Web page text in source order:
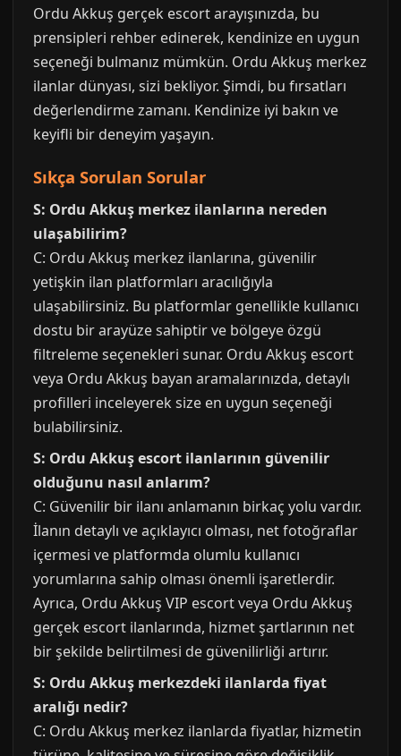
Ordu Akkuş gerçek escort arayışınızda, bu
prensipleri rehber edinerek, kendinize en uygun
seçeneği bulmanız mümkün. Ordu Akkuş merkez
ilanlar dünyası, sizi bekliyor. Şimdi, bu fırsatları
değerlendirme zamanı. Kendinize iyi bakın ve
keyifli bir deneyim yaşayın.
Sıkça Sorulan Sorular
S: Ordu Akkuş merkez ilanlarına nereden
ulaşabilirim?
C: Ordu Akkuş merkez ilanlarına, güvenilir
yetişkin ilan platformları aracılığıyla
ulaşabilirsiniz. Bu platformlar genellikle kullanıcı
dostu bir arayüze sahiptir ve bölgeye özgü
filtreleme seçenekleri sunar. Ordu Akkuş escort
veya Ordu Akkuş bayan aramalarınızda, detaylı
profilleri inceleyerek size en uygun seçeneği
bulabilirsiniz.
S: Ordu Akkuş escort ilanlarının güvenilir
olduğunu nasıl anlarım?
C: Güvenilir bir ilanı anlamanın birkaç yolu vardır.
İlanın detaylı ve açıklayıcı olması, net fotoğraflar
içermesi ve platformda olumlu kullanıcı
yorumlarına sahip olması önemli işaretlerdir.
Ayrıca, Ordu Akkuş VIP escort veya Ordu Akkuş
gerçek escort ilanlarında, hizmet şartlarının net
bir şekilde belirtilmesi de güvenilirliği artırır.
S: Ordu Akkuş merkezdeki ilanlarda fiyat
aralığı nedir?
C: Ordu Akkuş merkez ilanlarda fiyatlar, hizmetin